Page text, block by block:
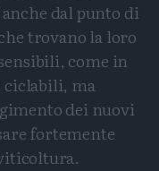
dal punto di
trovano la loro
come in
ciclabili, ma
dei nuovi
fortemente